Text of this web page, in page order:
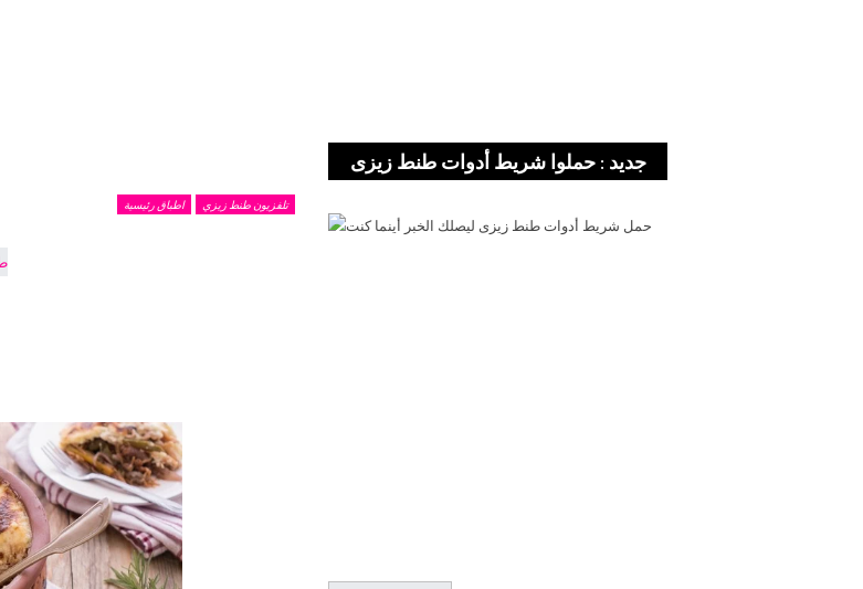
اطباق رئيسية تلفزيون طنط زيزي
جديد : حملوا شريط أدوات طنط زيزى